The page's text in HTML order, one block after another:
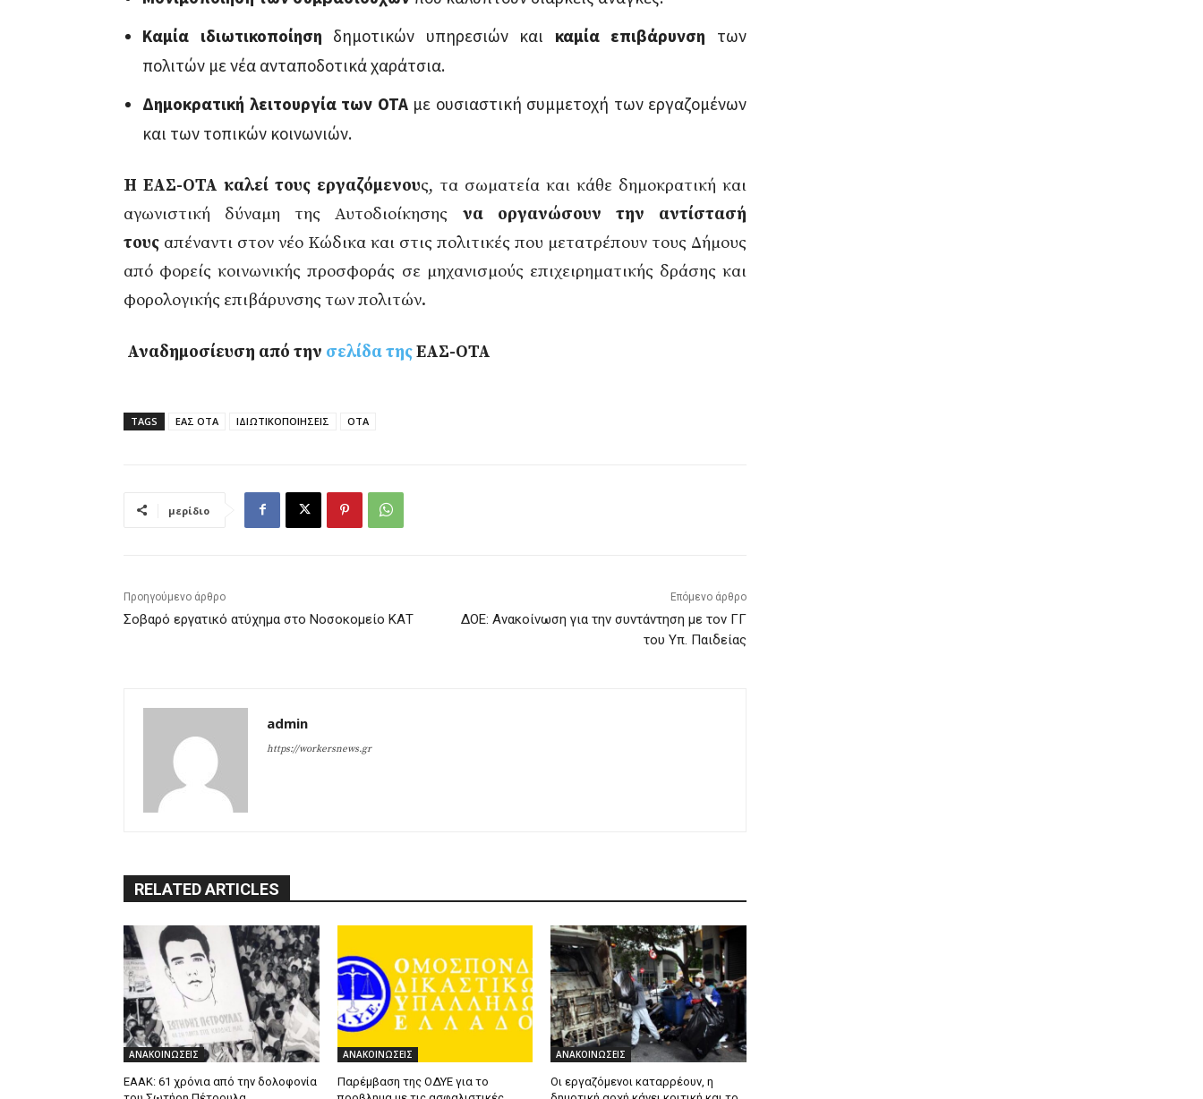
Καμία ιδιωτικοποίηση δημοτικών υπηρεσιών και καμία επιβάρυνση των
πολιτών με νέα ανταποδοτικά χαράτσια.
Δημοκρατική λειτουργία των ΟΤΑμε ουσιαστική συμμετοχή των εργαζομένων
και των τοπικών κοινωνιών.
Η ΕΑΣ-ΟΤΑ καλεί τους εργαζόμενους, τα σωματεία και κάθε δημοκρατική και
αγωνιστική δύναμη της Αυτοδιοίκησης να οργανώσουν την αντίστασή
τους απέναντι στον νέο Κώδικα και στις πολιτικές που μετατρέπουν τους Δήμους
από φορείς κοινωνικής προσφοράς σε μηχανισμούς επιχειρηματικής δράσης και
φορολογικής επιβάρυνσης των πολιτών.
Αναδημοσίευση από την σελίδα τηςΕΑΣ-ΟΤΑ
TAGS ΕΑΣ ΟΤΑ ΙΔΙΩΤΙΚΟΠΟΙΗΣΕΙΣ ΟΤΑ
μερίδιο
Προηγούμενο άρθρο
Σοβαρό εργατικό ατύχημα στο Νοσοκομείο ΚΑΤ
Επόμενο άρθρο
ΔΟΕ: Ανακοίνωση για την συντάντηση με τον ΓΓ
του Υπ. Παιδείας
admin
https://workersnews.gr
RELATED ARTICLES
ΑΝΑΚΟΙΝΩΣΕΙΣ
ΕΑΑΚ: 61 χρόνια από την δολοφονία
ΑΝΑΚΟΙΝΩΣΕΙΣ
Παρέμβαση της ΟΔΥΕ για το
ΑΝΑΚΟΙΝΩΣΕΙΣ
Οι εργαζόμενοι καταρρέουν, η